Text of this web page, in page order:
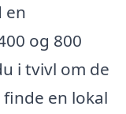
en
og 800
i tvivl om de
en lokal